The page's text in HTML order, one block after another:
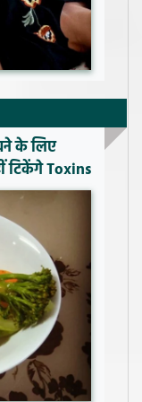
के लिए
टिकेंगे Toxins